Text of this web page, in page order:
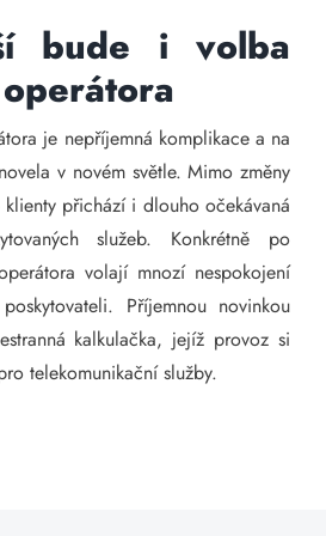
bude i volba
je nepříjemná komplikace a na
v novém světle. Mimo změny
přichází i dlouho očekávaná
služeb. Konkrétně po
volají mnozí nespokojení
Příjemnou novinkou
kalkulačka, jejíž provoz si
telekomunikační služby.